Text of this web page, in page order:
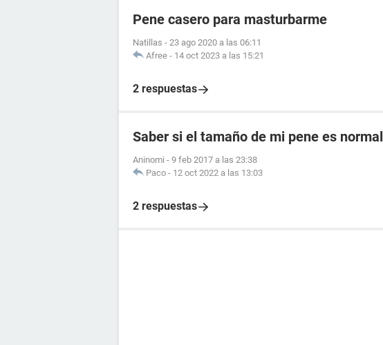
Pene casero para masturbarme
Natillas - 23 ago 2020 a las 06:11
Afree - 14 oct 2023 a las 15:21
2 respuestas
Saber si el tamaño de mi pene es normal
Aninomi - 9 feb 2017 a las 23:38
Paco - 12 oct 2022 a las 13:03
2 respuestas